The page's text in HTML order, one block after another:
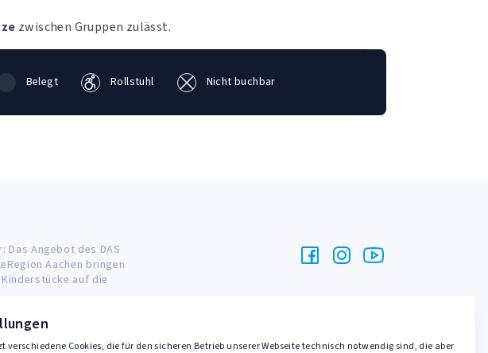
zwischen Gruppen zulässt.
Belegt Rollstuhl Nicht buchbar
Das Angebot des DAS
Aachen bringen
auf die
verschiedene Cookies, die für den sicheren Betrieb unserer Webseite technisch notwendig sind, die aber